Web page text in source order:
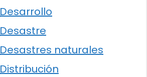
Desarrollo
Desastre
Desastres naturales
Distribución